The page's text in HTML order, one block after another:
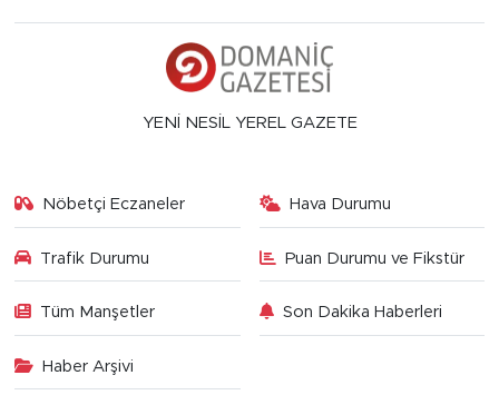
YENİ NESİL YEREL GAZETE
Nöbetçi Eczaneler Hava Durumu
Trafik Durumu Puan Durumu ve Fikstür
Tüm Manşetler Son Dakika Haberleri
Haber Arşivi